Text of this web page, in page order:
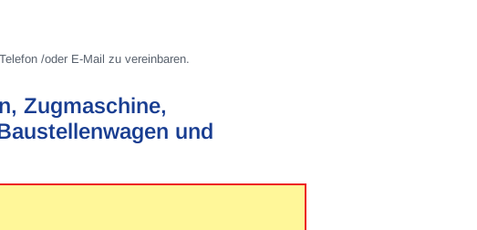
/oder E-Mail zu vereinbaren.
Zugmaschine,
und